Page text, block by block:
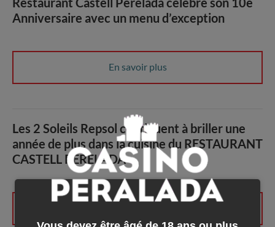
Anniversaire avec un menu d’exception
En savoir plus
Les 2 Soleils Repsol continuent à briller une
année de plus dans la cuisine du RESTAURANT
CASTELL PERELADA